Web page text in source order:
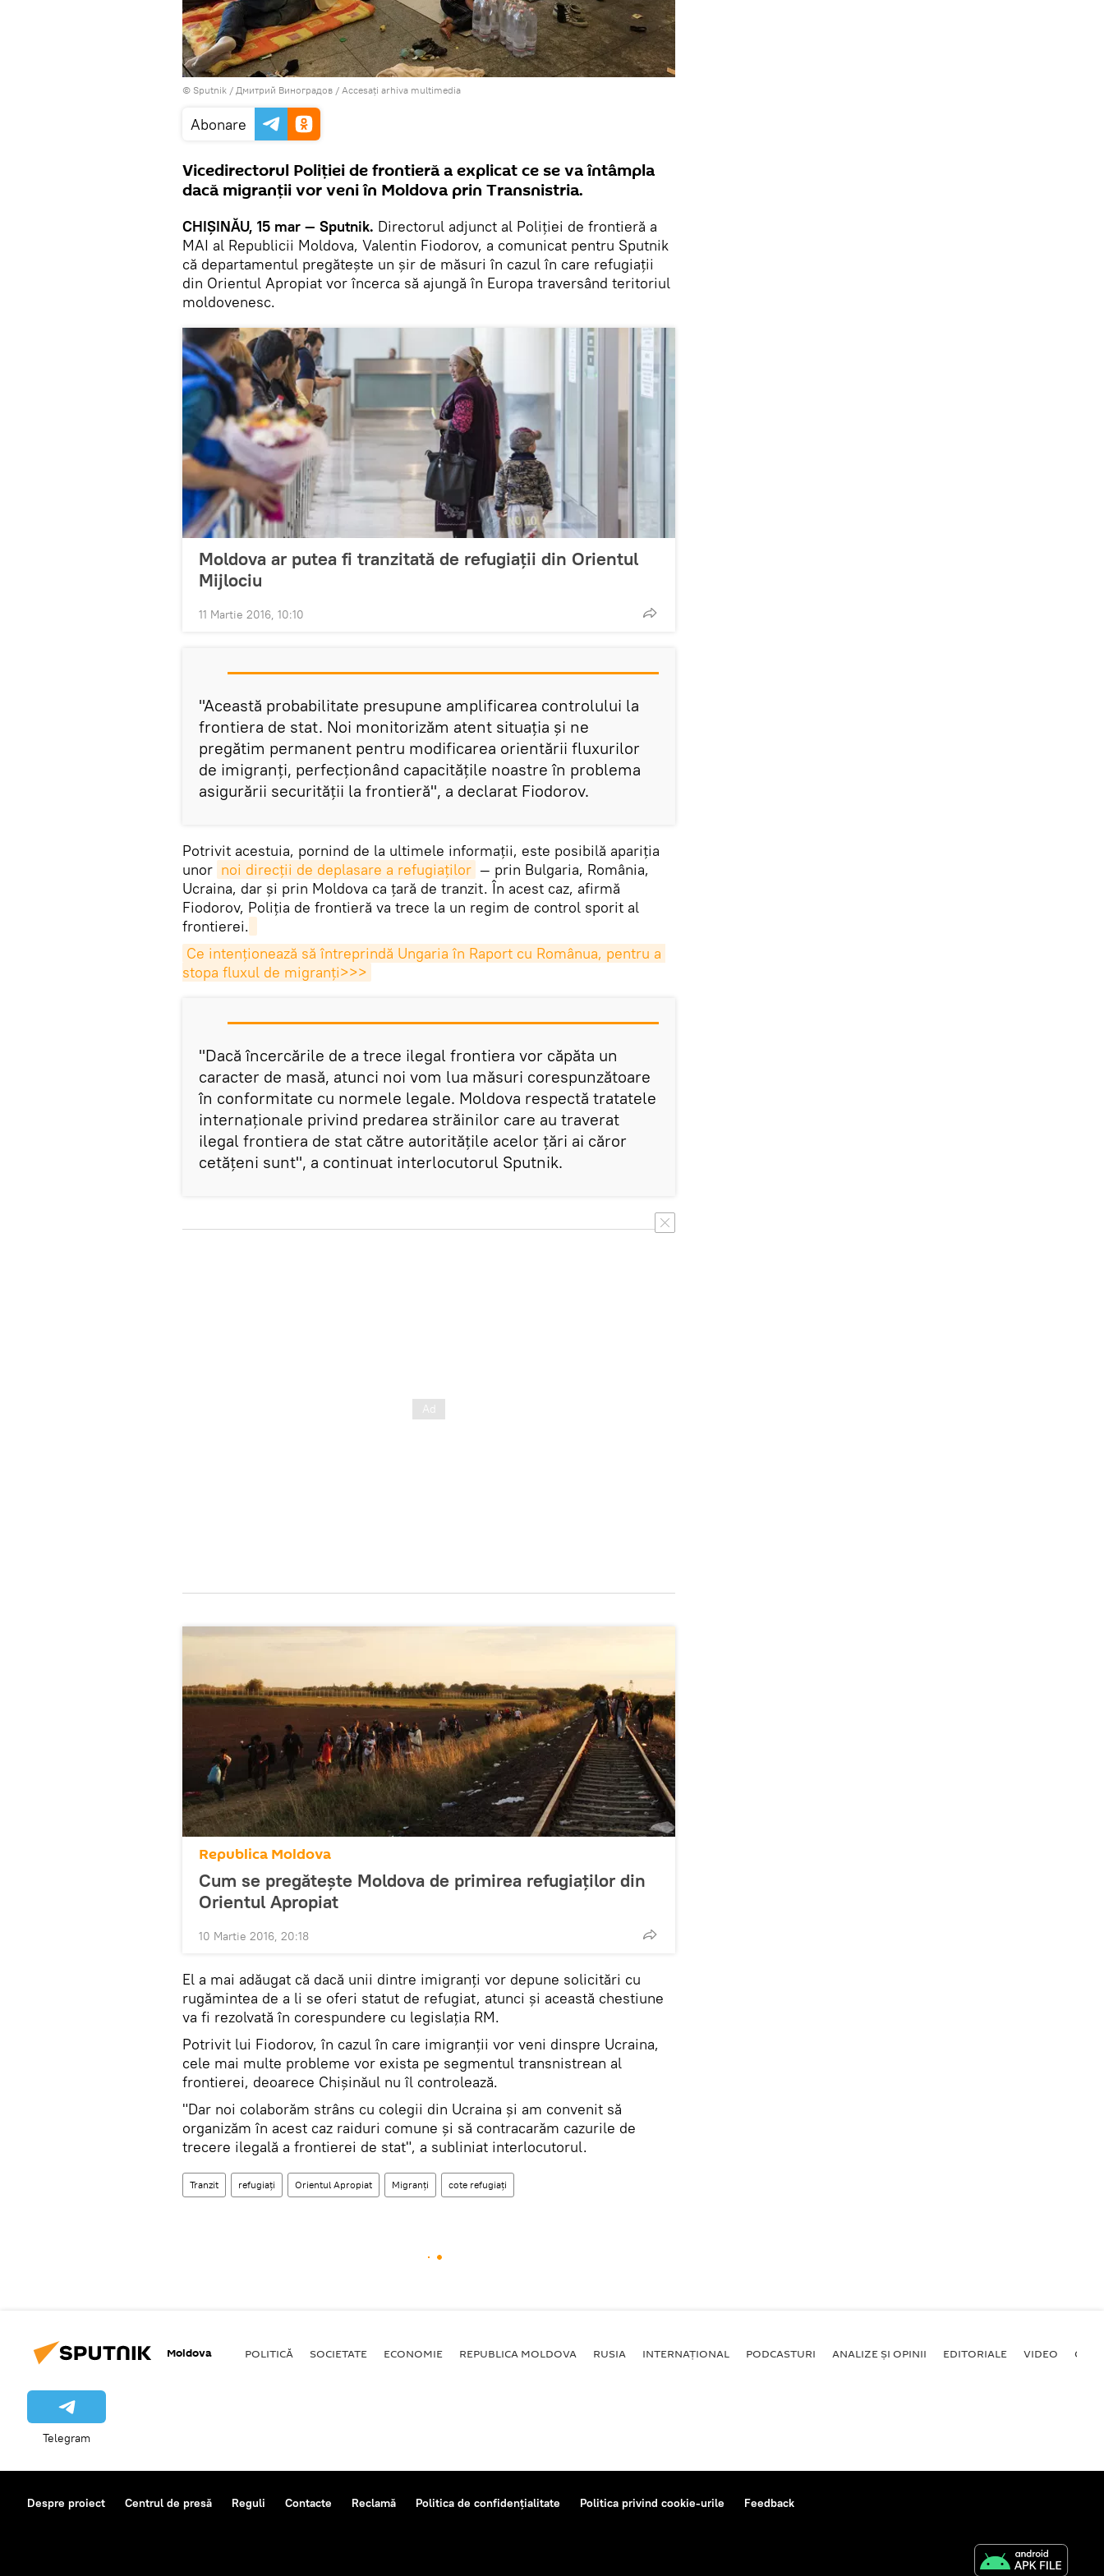
© Sputnik / Дмитрий Виноградов / Accesați arhiva multimedia
Abonare
Vicedirectorul Poliției de frontieră a explicat ce se va întâmpla
dacă migranții vor veni în Moldova prin Transnistria.
CHIȘINĂU, 15 mar — Sputnik. Directorul adjunct al Poliției de frontieră a
MAI al Republicii Moldova, Valentin Fiodorov, a comunicat pentru Sputnik
că departamentul pregătește un șir de măsuri în cazul în care refugiații
din Orientul Apropiat vor încerca să ajungă în Europa traversând teritoriul
moldovenesc.
Moldova ar putea fi tranzitată de refugiații din Orientul
Mijlociu
11 Martie 2016, 10:10
"Această probabilitate presupune amplificarea controlului la
frontiera de stat. Noi monitorizăm atent situația și ne
pregătim permanent pentru modificarea orientării fluxurilor
de imigranți, perfecționând capacitățile noastre în problema
asigurării securității la frontieră", a declarat Fiodorov.
Potrivit acestuia, pornind de la ultimele informații, este posibilă apariţia
unor noi direcții de deplasare a refugiaților — prin Bulgaria, România,
Ucraina, dar și prin Moldova ca țară de tranzit. În acest caz, afirmă
Fiodorov, Poliția de frontieră va trece la un regim de control sporit al
frontierei.
Ce intenţionează să întreprindă Ungaria în Raport cu Românua, pentru a
stopa fluxul de migranţi>>>
"Dacă încercările de a trece ilegal frontiera vor căpăta un
caracter de masă, atunci noi vom lua măsuri corespunzătoare
în conformitate cu normele legale. Moldova respectă tratatele
internaționale privind predarea străinilor care au traverat
ilegal frontiera de stat către autoritățile acelor țări ai căror
cetățeni sunt", a continuat interlocutorul Sputnik.
Republica Moldova
Cum se pregătește Moldova de primirea refugiaților din
Orientul Apropiat
10 Martie 2016, 20:18
El a mai adăugat că dacă unii dintre imigranți vor depune solicitări cu
rugămintea de a li se oferi statut de refugiat, atunci și această chestiune
va fi rezolvată în corespundere cu legislația RM.
Potrivit lui Fiodorov, în cazul în care imigranții vor veni dinspre Ucraina,
cele mai multe probleme vor exista pe segmentul transnistrean al
frontierei, deoarece Chișinăul nu îl controlează.
"Dar noi colaborăm strâns cu colegii din Ucraina și am convenit să
organizăm în acest caz raiduri comune și să contracarăm cazurile de
trecere ilegală a frontierei de stat", a subliniat interlocutorul.
Tranzit refugiați Orientul Apropiat Migranți cote refugiați
Moldova POLITICĂ SOCIETATE ECONOMIE REPUBLICA MOLDOVA RUSIA INTERNAȚIONAL PODCASTURI ANALIZE ȘI OPINII EDITORIALE VIDEO
Telegram
Despre proiect Centrul de presă Reguli Contacte Reclamă Politica de confidențialitate Politica privind cookie-urile Feedback